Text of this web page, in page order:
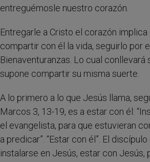
entreguémosle nuestro corazón.
Entregarle a Cristo el corazón
compartir con él la vida, seguirlo por
Bienaventuranzas. Lo cual
supone compartir su misma suerte.
A lo primero a lo que Jesús llama,
Marcos 3, 13-19, es a estar con él:
el evangelista, para que estuvieran
a predicar”. “Estar con él”. El
instalarse en Jesús, estar con Jesús,